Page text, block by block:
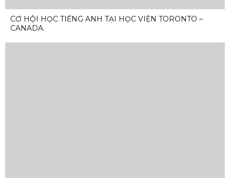
CƠ HỘI HỌC TIẾNG ANH TẠI HỌC VIỆN TORONTO –
CANADA.